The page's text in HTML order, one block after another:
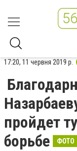
17:20, 11 червня 2019 р.
пройдет
борьбе
ФОТО